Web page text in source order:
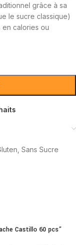
grâce à sa
le sucre classique)
en calories ou
Sans Sucre
Castillo 60 pcs”